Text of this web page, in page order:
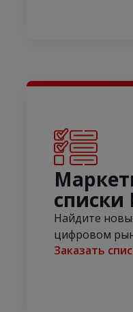
списки
Найдите
цифровом
Заказать